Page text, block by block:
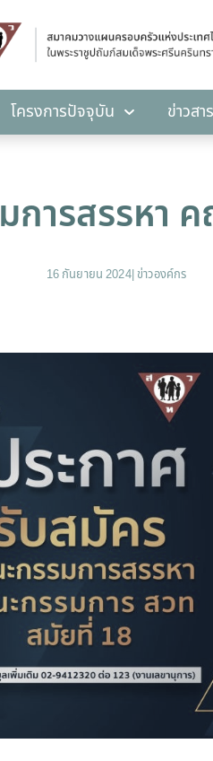
โครงการปัจจุบัน ข่าวสาร
โครงการปัจจุบัน
ารสรรหา
16 กันยายน 2024| ข่าวองค์กร